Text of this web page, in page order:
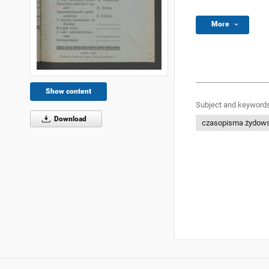
Show content
Download
More
Subject and
czasopisma